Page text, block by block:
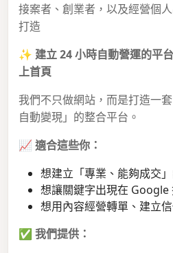
接案者、創業者，以及經營個
打造
✨ 建立 24 小時自動營運的平
上首頁
我們不只做網站，而是打造一
自動變現」的整合平台。
📈 適合這些你：
想建立「專業、能夠成交
想讓關鍵字出現在 Google
想用內容經營轉單、建立
✅ 我們提供：